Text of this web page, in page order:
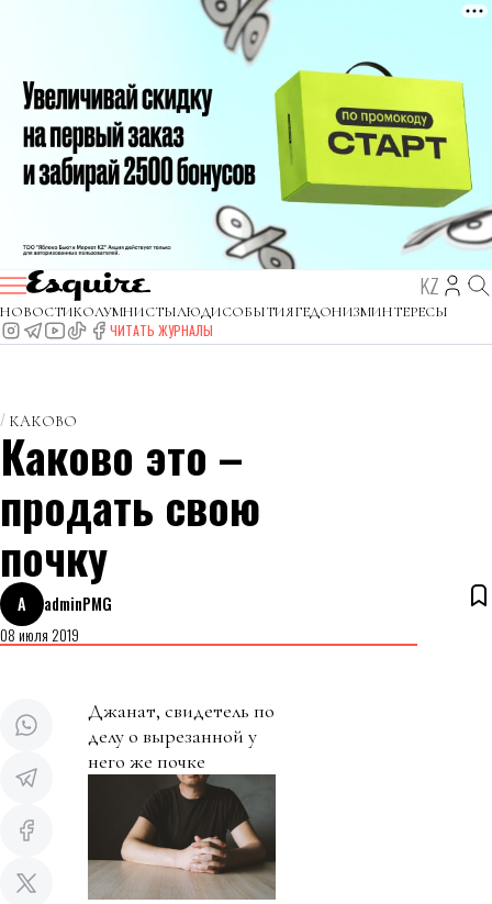
KZ
НОВОСТИКОЛУМНИСТЫЛЮДИСОБЫТИЯГЕДОНИЗМИНТЕРЕСЫ
ЧИТАТЬ ЖУРНАЛЫ
КАКОВО
Каково это –
продать свою
почку
A
adminPMG
08 июля 2019
Джанат, свидетель по
делу о вырезанной у
него же почке